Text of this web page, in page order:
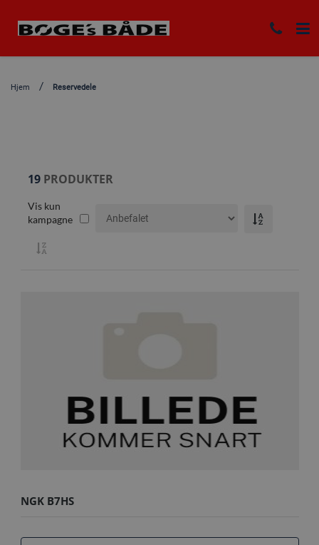
Hjem Reservedele
19PRODUKTER
Vis kun
kampagne
NGK B7HS